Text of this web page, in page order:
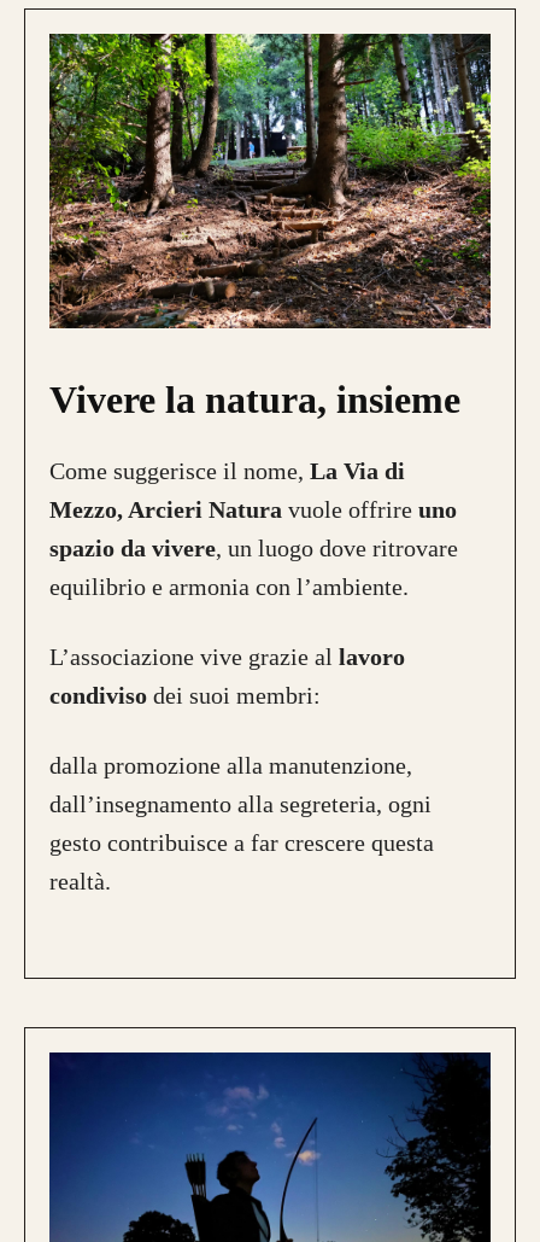
Vivere la natura, insieme
Come suggerisce il nome, La Via di
Mezzo, Arcieri Natura vuole offrire uno
spazio da vivere, un luogo dove ritrovare
equilibrio e armonia con l’ambiente.
L’associazione vive grazie al lavoro
condiviso dei suoi membri:
dalla promozione alla manutenzione,
dall’insegnamento alla segreteria, ogni
gesto contribuisce a far crescere questa
realtà.